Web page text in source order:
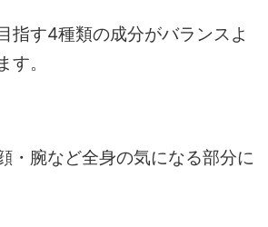
指す4種類の成分がバランスよ
す。
・腕など全身の気になる部分に